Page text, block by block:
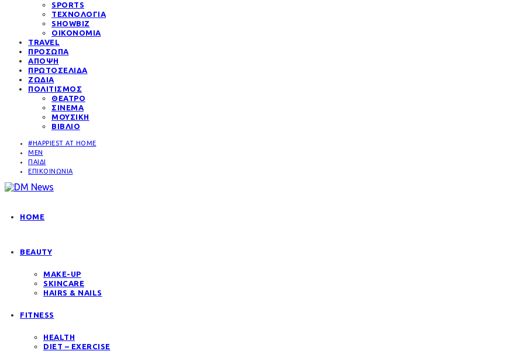
SPORTS
ΤΕΧΝΟΛΟΓΙΑ
SHOWBIZ
ΟΙΚΟΝΟΜΙΑ
TRAVEL
ΠΡΟΣΩΠΑ
ΑΠΟΨΗ
ΠΡΩΤΟΣΕΛΙΔΑ
ΖΩΔΙΑ
ΠΟΛΙΤΙΣΜΟΣ
ΘΕΑΤΡΟ
ΣΙΝΕΜΑ
ΜΟΥΣΙΚΗ
ΒΙΒΛΙΟ
#HAPPIEST AT HOME
MEN
ΠΑΙΔΙ
ΕΠΙΚΟΙΝΩΝΙΑ
HOME
BEAUTY
MAKE-UP
SKINCARE
HAIRS & NAILS
FITNESS
HEALTH
DIET – EXERCISE